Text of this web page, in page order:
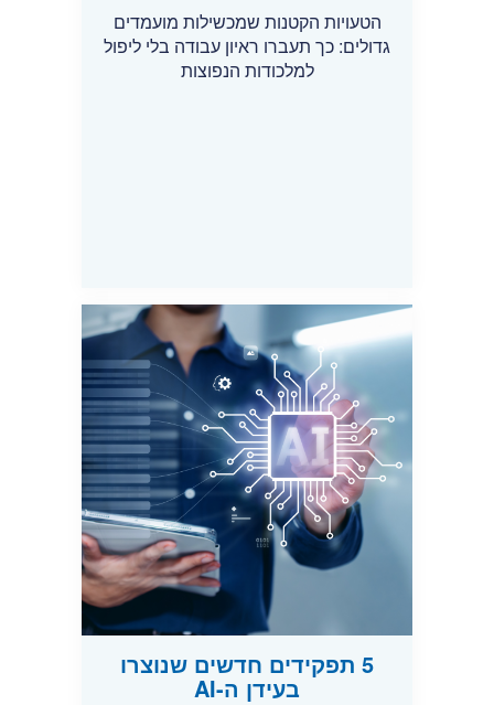
הטעויות הקטנות שמכשילות מועמדים
גדולים: כך תעברו ראיון עבודה בלי ליפול
למלכודות הנפוצות
5 תפקידים חדשים שנוצרו
בעידן ה-AI